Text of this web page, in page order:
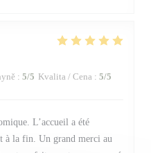
: 5/5 Kvalita / Cena : 5/5
L’accueil a été
à la fin. Un grand merci au